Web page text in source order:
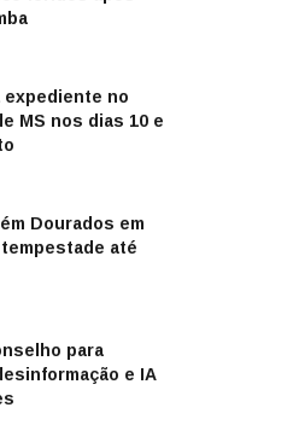
expediente no
MS nos dias 10 e
Dourados em
até
para
e IA